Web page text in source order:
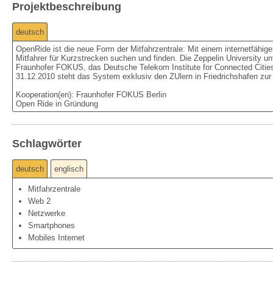
Projektbeschreibung
deutsch
OpenRide ist die neue Form der Mitfahrzentrale: Mit einem
Mitfahrer für Kurzstrecken suchen und finden. Die Zeppelin University
Fraunhofer FOKUS, das Deutsche Telekom Institute for Connected
31.12.2010 steht das System exklusiv den ZUlern in Friedrichshafen
Kooperation(en): Fraunhofer FOKUS Berlin
Open Ride in Gründung
Schlagwörter
deutsch englisch
Mitfahrzentrale
Web 2
Netzwerke
Smartphones
Mobiles Internet